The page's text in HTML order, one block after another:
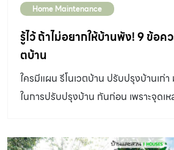
เวตที่บ้านเขาเองเสร็จแล้วเขาก็บอกว่าบ้า
ตนะเพราะ 20 กว่าปีแล้ว ทีแรกแม่แอนตี้
แล้ว ไม่อยากเปลี่ยนแปลงอะไร อยากอยู่
ลูกชายก่อน เดี๋ยวเขาจะดูแลจัดการให้
กิฟท์รีโนเวตเสร็จแล้วแม่ชอบมาก น่าอยู่ม
หลังนี้ เพราะคุณกิฟท์มีประสบการณ์รีโน
Home Maintenance
รู้ไว้ ถ้าไม่อยากให้บ้านพัง! 9 ข้อค
ตบ้าน
ใครมีแผน รีโนเวตบ้าน ปรับปรุงบ้านเก่
ในการปรับปรุงบ้าน กันก่อน เพราะจุดเ